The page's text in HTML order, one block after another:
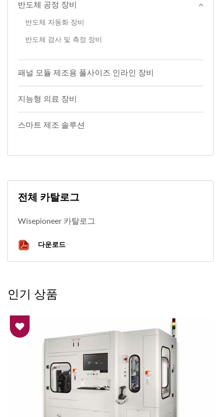
반도체 공정 장비
반도체 자동화 장비
반도체 검사 및 측정 장비
패널 모듈 제조용 풀사이즈 인라인 장비
지능형 의료 장비
스마트 제조 솔루션
전체 카탈로그
Wisepioneer 카탈로그
다운로드
인기 상품